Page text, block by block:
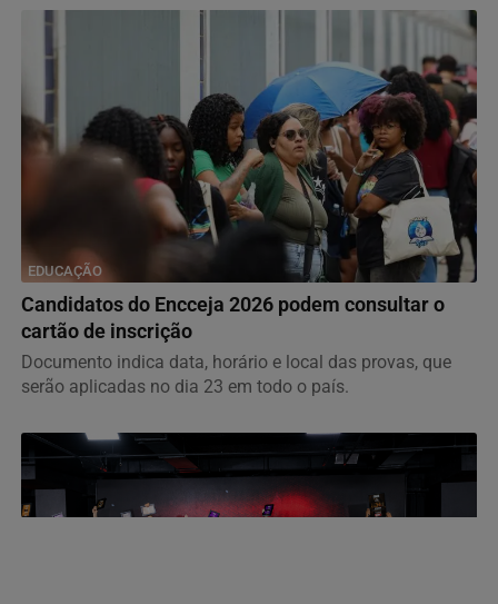
EDUCAÇÃO
Candidatos do Encceja 2026 podem consultar o
cartão de inscrição
Documento indica data, horário e local das provas, que
serão aplicadas no dia 23 em todo o país.